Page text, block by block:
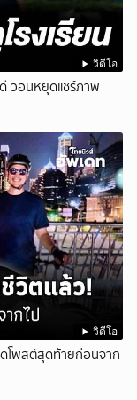
วิดีโอ
ดี วอนหยุดแชร์ภาพ
วิดีโอ
ดโพสต์สุดท้ายก่อนจาก